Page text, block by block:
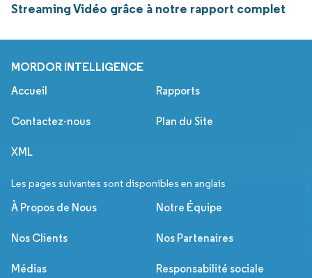
Streaming Vidéo grâce à notre rapport complet
MORDOR INTELLIGENCE
Accueil Rapports
Contactez-nous Plan du Site
XML
Les pages suivantes sont disponibles en anglais
À Propos de Nous Notre Équipe
Nos Clients Nos Partenaires
Médias Responsabilité sociale